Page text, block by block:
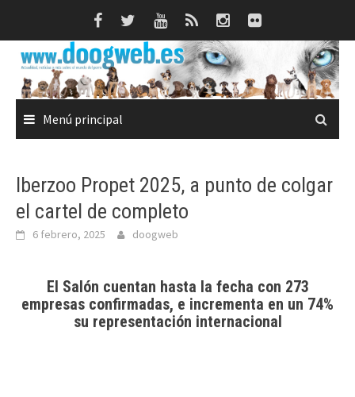
Menú principal
Iberzoo Propet 2025, a punto de colgar
el cartel de completo
6 febrero, 2025 doogweb
El Salón cuentan hasta la fecha con 273
empresas confirmadas, e incrementa en un 74%
su representación internacional